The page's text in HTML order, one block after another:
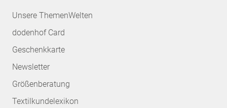
Unsere ThemenWelten
dodenhof Card
Geschenkkarte
Newsletter
Größenberatung
Textilkundelexikon